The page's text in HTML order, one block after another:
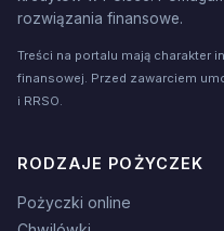
rozwiązania finansowe.
Treści na portalu mają charakter
finansowej. Przed zawarciem
i RRSO.
RODZAJE POŻYCZEK
Pożyczki online